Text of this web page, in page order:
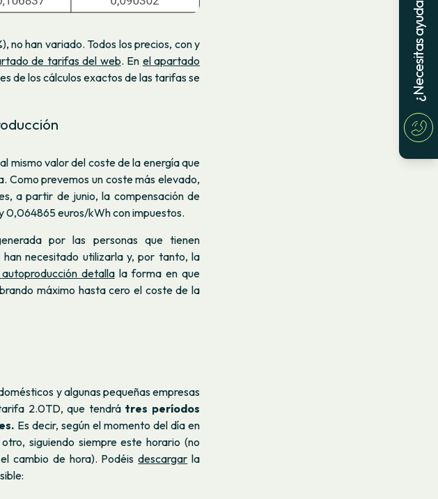
no han variado. Todos los precios, con y
de tarifas del web. En el apartado
de los cálculos exactos de las tarifas se
mismo valor del coste de la energía que
Como prevemos un coste más elevado,
a partir de junio, la compensación de
0,064865 euros/kWh con impuestos.
por las personas que tienen
necesitado utilizarla y, por tanto, la
detallala forma en que
máximo hasta cero el coste de la
y algunas pequeñas empresas
2.0TD, que tendrá tres períodos
Es decir, según el momento del día en
siguiendo siempre este horario (no
cambio de hora). Podéisdescargar la
¿Necesitas ayuda?